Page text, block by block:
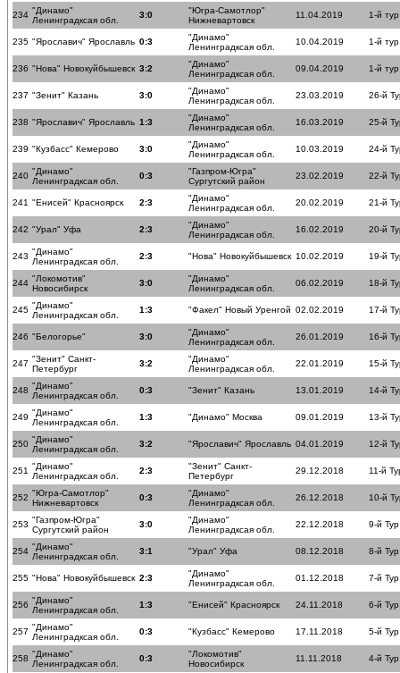
234 "Динамо"
Ленинградксая обл.
3:0
"Югра-Самотлор"
Нижневартовск
11.04.2019 1-й
235 "Ярославич" Ярославль 0:3
"Динамо"
Ленинградксая обл.
10.04.2019 1-й
236 "Нова" Новокуйбышевск 3:2
"Динамо"
Ленинградксая обл.
09.04.2019 1-й
237 "Зенит" Казань 3:0
"Динамо"
Ленинградксая обл.
23.03.2019 26-й
238 "Ярославич" Ярославль 1:3
"Динамо"
Ленинградксая обл.
16.03.2019 25-й
239 "Кузбасс" Кемерово 3:0
"Динамо"
Ленинградксая обл.
10.03.2019 24-й
240 "Динамо"
Ленинградксая обл.
0:3
"Газпром-Югра"
Сургутский район
23.02.2019 22-й
241 "Енисей" Красноярск 2:3
"Динамо"
Ленинградксая обл.
20.02.2019 21-й
242 "Урал" Уфа 2:3
"Динамо"
Ленинградксая обл.
16.02.2019 20-й
243 "Динамо"
Ленинградксая обл.
2:3 "Нова" Новокуйбышевск 10.02.2019 19-й
244 "Локомотив"
Новосибирск
3:0
"Динамо"
Ленинградксая обл.
06.02.2019 18-й
245 "Динамо"
Ленинградксая обл.
1:3 "Факел" Новый Уренгой 02.02.2019 17-й
246 "Белогорье" 3:0
"Динамо"
Ленинградксая обл.
26.01.2019 16-й
247 "Зенит" Санкт-
Петербург
3:2
"Динамо"
Ленинградксая обл.
22.01.2019 15-й
248 "Динамо"
Ленинградксая обл.
0:3 "Зенит" Казань 13.01.2019 14-й
249 "Динамо"
Ленинградксая обл.
1:3 "Динамо" Москва 09.01.2019 13-й
250 "Динамо"
Ленинградксая обл.
3:2 "Ярославич" Ярославль 04.01.2019 12-й
251 "Динамо"
Ленинградксая обл.
2:3
"Зенит" Санкт-
Петербург
29.12.2018 11-й
252 "Югра-Самотлор"
Нижневартовск
0:3
"Динамо"
Ленинградксая обл.
26.12.2018 10-й
253 "Газпром-Югра"
Сургутский район
3:0
"Динамо"
Ленинградксая обл.
22.12.2018 9-й Тур
254 "Динамо"
Ленинградксая обл.
3:1 "Урал" Уфа 08.12.2018 8-й Тур
255 "Нова" Новокуйбышевск 2:3
"Динамо"
Ленинградксая обл.
01.12.2018 7-й Тур
256 "Динамо"
Ленинградксая обл.
1:3 "Енисей" Красноярск 24.11.2018 6-й Тур
257 "Динамо"
Ленинградксая обл.
0:3 "Кузбасс" Кемерово 17.11.2018 5-й Тур
258 "Динамо"
Ленинградксая обл.
0:3
"Локомотив"
Новосибирск
11.11.2018 4-й Тур